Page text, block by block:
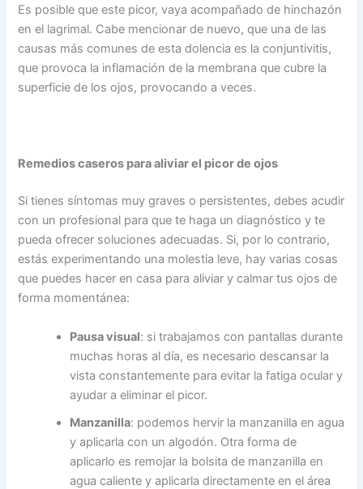
Es posible que este picor, vaya acompañado de hinchazón
en el lagrimal. Cabe mencionar de nuevo, que una de las
causas más comunes de esta dolencia es la conjuntivitis,
que provoca la inflamación de la membrana que cubre la
superficie de los ojos, provocando a veces.
Remedios caseros para aliviar el picor de ojos
Si tienes síntomas muy graves o persistentes, debes acudir
con un profesional para que te haga un diagnóstico y te
pueda ofrecer soluciones adecuadas. Si, por lo contrario,
estás experimentando una molestia leve, hay varias cosas
que puedes hacer en casa para aliviar y calmar tus ojos de
forma momentánea:
Pausa visual: si trabajamos con pantallas durante
muchas horas al día, es necesario descansar la
vista constantemente para evitar la fatiga ocular y
ayudar a eliminar el picor.
Manzanilla: podemos hervir la manzanilla en agua
y aplicarla con un algodón. Otra forma de
aplicarlo es remojar la bolsita de manzanilla en
agua caliente y aplicarla directamente en el área